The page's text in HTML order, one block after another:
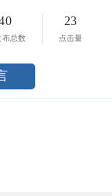
布总数
23
点击量